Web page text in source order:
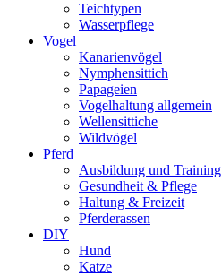
Teichtypen
Wasserpflege
Vogel
Kanarienvögel
Nymphensittich
Papageien
Vogelhaltung allgemein
Wellensittiche
Wildvögel
Pferd
Ausbildung und Training
Gesundheit & Pflege
Haltung & Freizeit
Pferderassen
DIY
Hund
Katze